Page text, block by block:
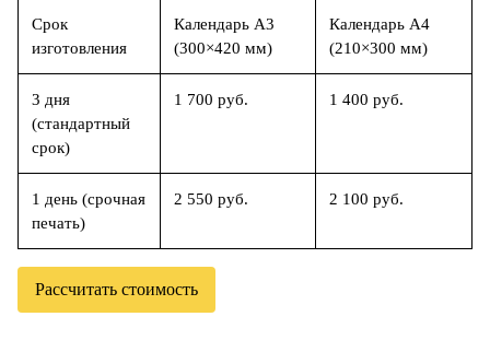
Срок
изготовления
Календарь А3
(300×420 мм)
Календарь А4
(210×300 мм)
3 дня
(стандартный
срок)
1 700 руб. 1 400 руб.
1 день (срочная
печать)
2 550 руб. 2 100 руб.
Рассчитать стоимость